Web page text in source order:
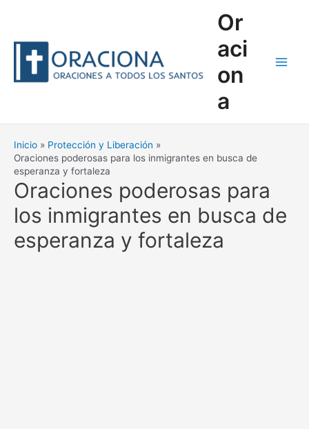
Or
aci
on
a
Inicio
Protección y Liberación
Oraciones poderosas para los inmigrantes en busca de
esperanza y fortaleza
Oraciones poderosas para
los inmigrantes en busca de
esperanza y fortaleza